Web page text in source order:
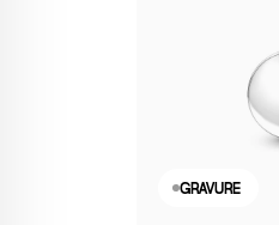
GRAVURE